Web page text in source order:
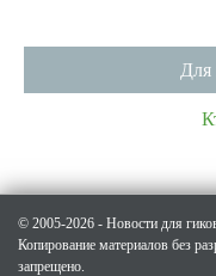
Для
© 2005-2026 - Новости для
Копирование материалов без
запрещено.